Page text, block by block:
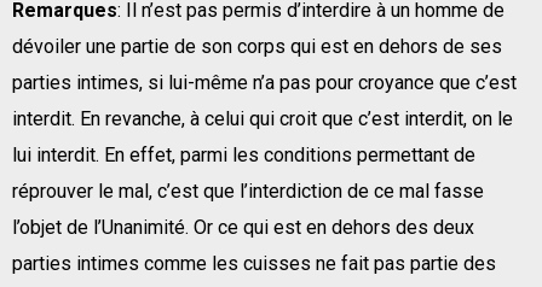
Remarques: Il n’est pas permis d’interdire à un homme de
dévoiler une partie de son corps qui est en dehors de ses
parties intimes, si lui-même n’a pas pour croyance que c’est
interdit. En revanche, à celui qui croit que c’est interdit, on le
lui interdit. En effet, parmi les conditions permettant de
réprouver le mal, c’est que l’interdiction de ce mal fasse
l’objet de l’Unanimité. Or ce qui est en dehors des deux
parties intimes comme les cuisses ne fait pas partie des